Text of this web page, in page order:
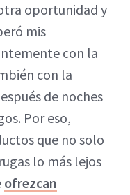
oportunidad y
mis
con la
con la
de noches
Por eso,
que no solo
lo más lejos
ofrezcan